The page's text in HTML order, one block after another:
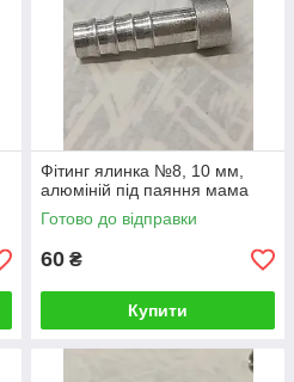
Фітинг ялинка №8, 10 мм,
алюміній під паяння мама
Готово до відправки
60 ₴
Купити